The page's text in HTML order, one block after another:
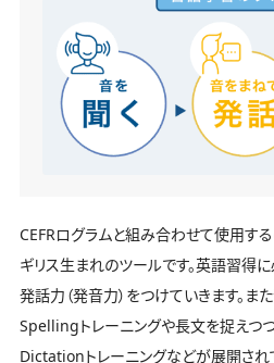
CEFRログラムと組み合わせて使用す
ギリス生まれのツールです。英語習得
発話力（発音力）をつけていきます。ま
Spellingトレーニングや長文を捉えつ
Dictationトレーニングなどが展開され